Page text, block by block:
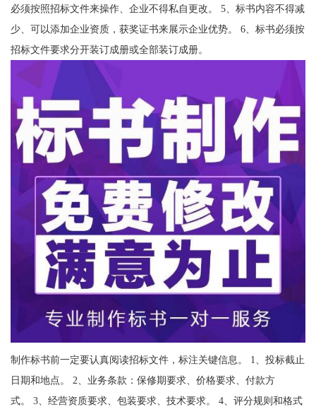
必须按照招标文件来操作、企业不得私自更改。 5、标书内容不得减
少、可以添加企业资质，获奖证书来展示企业优势。 6、标书必须按
招标文件要求分开装订成册或全部装订成册。
制作标书前一定要认真阅读招标文件，标注关键信息。 1、投标截止
日期和地点。 2、业务条款：保修期要求、价格要求、付款方
式。 3、经营资质要求、包装要求、技术要求。 4、评分规则和格式